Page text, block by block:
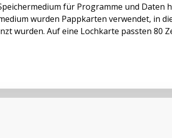
für Programme und Daten
wurden Pappkarten verwendet, in
wurden. Auf eine Lochkarte passten 80